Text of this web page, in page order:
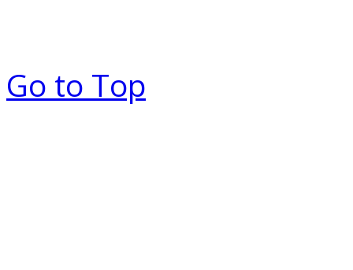
Go to Top